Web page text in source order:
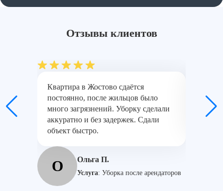
Отзывы клиентов
Квартира в Жостово сдаётся
постоянно, после жильцов было
много загрязнений. Уборку сделали
аккуратно и без задержек. Сдали
объект быстро.
О Ольга П.
Услуга: Уборка после арендаторов